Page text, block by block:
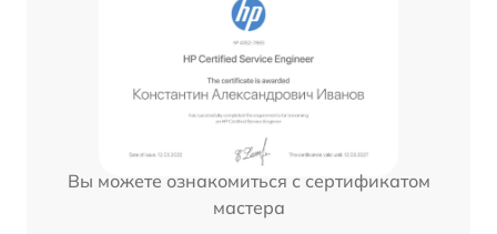
Вы можете ознакомиться с сертификатом
мастера